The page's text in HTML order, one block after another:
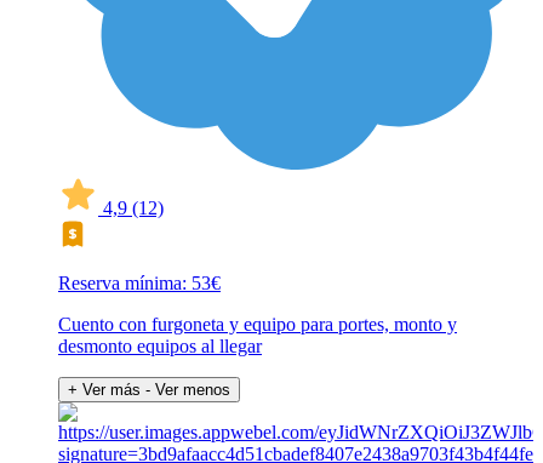
4,9 (12)
Reserva mínima: 53€
Cuento con furgoneta y equipo para portes, monto y
desmonto equipos al llegar
+ Ver más - Ver menos